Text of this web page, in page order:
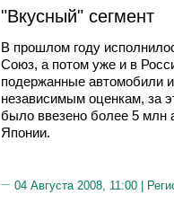
"Вкусный" сегмент
В прошлом году
Союз, а потом уже и в
подержанные
независимым оценкам, за
было ввезено более 5 млн
Японии.
04 Августа 2008, 11:00 |